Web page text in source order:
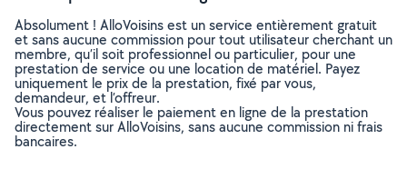
Absolument ! AlloVoisins est un service entièrement gratuit
et sans aucune commission pour tout utilisateur cherchant un
membre, qu’il soit professionnel ou particulier, pour une
prestation de service ou une location de matériel. Payez
uniquement le prix de la prestation, fixé par vous,
demandeur, et l’offreur.
Vous pouvez réaliser le paiement en ligne de la prestation
directement sur AlloVoisins, sans aucune commission ni frais
bancaires.